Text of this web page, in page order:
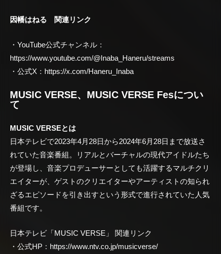
因幡はねる 関連リンク
・YouTube公式チャンネル：
https://www.youtube.com/@Inaba_Haneru/streams
・公式X：https://x.com/Haneru_Inaba
MUSIC VERSE、MUSIC VERSE Fesについ
て
MUSIC VERSEとは
日本テレビで2023年4月28日から2024年6月28日まで放送さ
れていた音楽番組。リアルとバーチャルの現代アイドルたち
が登場し、音楽プロデューサーとしても活躍するマルチクリ
エイターが、ゲストのクリエイターやアーティストの知られ
ざるエピソードを引き出すという形式で進行されていた人気
番組です。
日本テレビ「MUSIC VERSE」 関連リンク
・公式HP：https://www.ntv.co.jp/musicverse/